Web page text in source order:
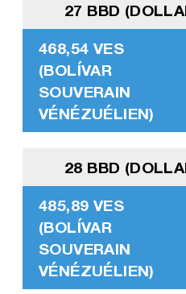
27 BBD
468,54 VES
(BOLÍVAR
SOUVERAIN
VÉNÉZUÉLIEN)
28 BBD
485,89 VES
(BOLÍVAR
SOUVERAIN
VÉNÉZUÉLIEN)